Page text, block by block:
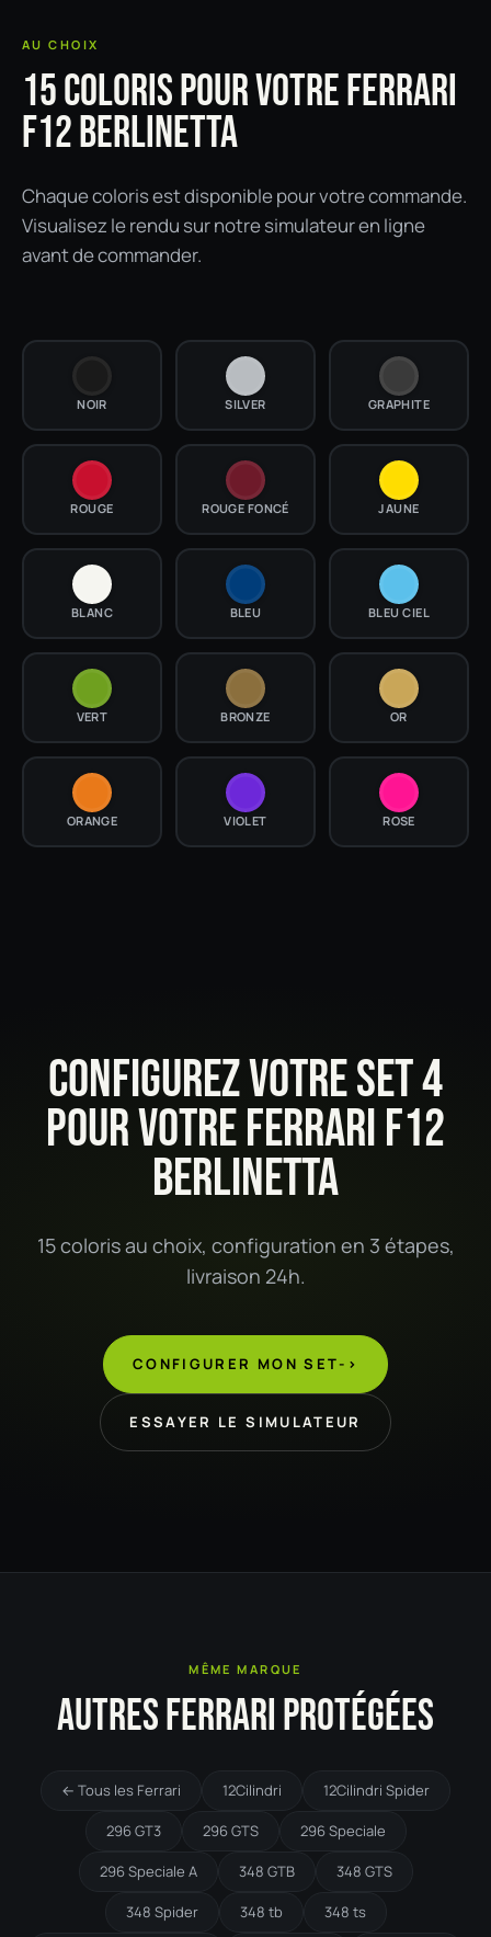
AU CHOIX
15 COLORIS POUR VOTRE FERRARI
F12 BERLINETTA
Chaque coloris est disponible pour votre commande.
Visualisez le rendu sur notre simulateur en ligne
avant de commander.
NOIR SILVER GRAPHITE
ROUGE ROUGE FONCÉ JAUNE
BLANC BLEU BLEU CIEL
VERT BRONZE OR
ORANGE VIOLET ROSE
CONFIGUREZ VOTRE SET 4
POUR VOTRE FERRARI F12
BERLINETTA
15 coloris au choix, configuration en 3 étapes,
livraison 24h.
CONFIGURER MON SET->
ESSAYER LE SIMULATEUR
MÊME MARQUE
AUTRES FERRARI PROTÉGÉES
← Tous les Ferrari 12Cilindri 12Cilindri Spider
296 GT3 296 GTS 296 Speciale
296 Speciale A 348 GTB 348 GTS
348 Spider 348 tb 348 ts